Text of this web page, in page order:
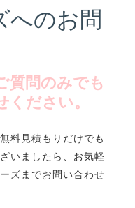
へのお問
質問のみでも
ださい。
料見積もりだけでも
いましたら、お気軽
ズまでお問い合わせ